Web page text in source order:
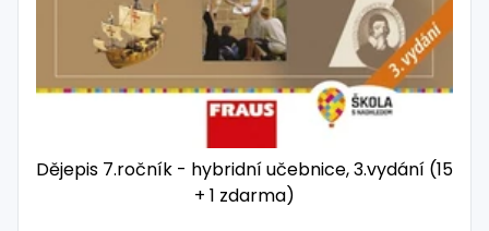
Dějepis 7.ročník - hybridní učebnice, 3.vydání (15
+ 1 zdarma)